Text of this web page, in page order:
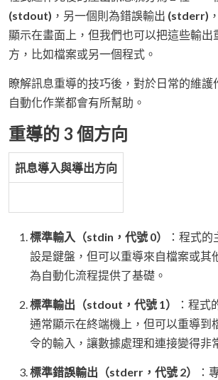
(stdout) ，另一個則為錯誤輸出 (stderr)
顯示在畫面上，但我們也可以把這些輸出
方，比如檔案或另一個程式。
瞭解訊息重導的技巧後，對於日常的維護
自動化作業都會有所幫助。
重導的 3 個方向
訊息導入與導出方向
標準輸入（stdin，代號 0）
：程式
設是鍵盤，但可以重導來自檔案或其
為自動化流程提供了基礎。
標準輸出（stdout，代號 1）
：程式
通常顯示在終端機上，但可以重導到
令的輸入，讓數據處理和連接變得非
標準錯誤輸出（stderr，代號 2）
：